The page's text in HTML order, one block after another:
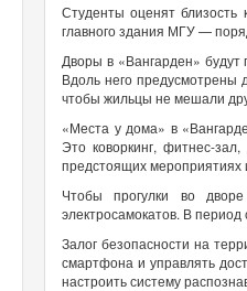
Студенты оценят
главного здания МГУ —
Дворы в «Вангарден»
Вдоль него предусмотрены
чтобы жильцы не мешали
«Места у дома» в
Это коворкинг, фитнес-
предстоящих
Чтобы прогулки во
электросамокатов. В период
Залог безопасности на
смартфона и управлять
настроить систему